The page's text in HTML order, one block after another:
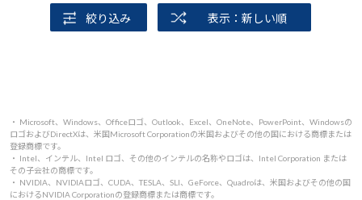
初めてのゲーミングPCをお考えの方は、是非検討するPCセ
ットの一つに加えてみてください。
絞り込み 表示：新しい順
・ Microsoft、Windows、Officeロゴ、Outlook、Excel、OneNote、PowerPoint、Windowsの
ロゴおよびDirectXは、米国Microsoft Corporationの米国およびその他の国における商標または
登録商標です。
・ Intel、インテル、Intel ロゴ、その他のインテルの名称やロゴは、Intel Corporation または
その子会社の商標です。
・ NVIDIA、NVIDIAロゴ、CUDA、TESLA、SLI、GeForce、Quadroは、米国およびその他の国
におけるNVIDIA Corporationの登録商標または商標です。